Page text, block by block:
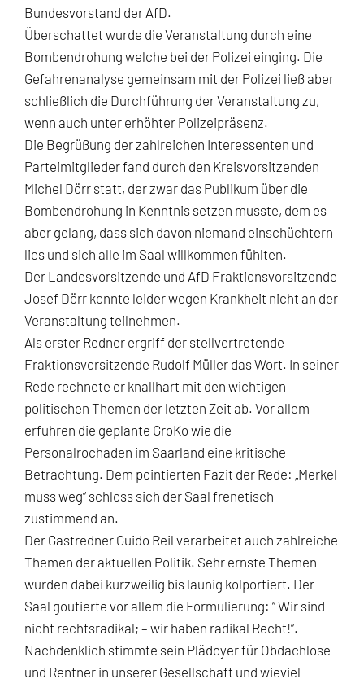
Bundesvorstand der AfD.
Überschattet wurde die Veranstaltung durch eine
Bombendrohung welche bei der Polizei einging. Die
Gefahrenanalyse gemeinsam mit der Polizei ließ aber
schließlich die Durchführung der Veranstaltung zu,
wenn auch unter erhöhter Polizeipräsenz.
Die Begrüßung der zahlreichen Interessenten und
Parteimitglieder fand durch den Kreisvorsitzenden
Michel Dörr statt, der zwar das Publikum über die
Bombendrohung in Kenntnis setzen musste, dem es
aber gelang, dass sich davon niemand einschüchtern
lies und sich alle im Saal willkommen fühlten.
Der Landesvorsitzende und AfD Fraktionsvorsitzende
Josef Dörr konnte leider wegen Krankheit nicht an der
Veranstaltung teilnehmen.
Als erster Redner ergriff der stellvertretende
Fraktionsvorsitzende Rudolf Müller das Wort. In seiner
Rede rechnete er knallhart mit den wichtigen
politischen Themen der letzten Zeit ab. Vor allem
erfuhren die geplante GroKo wie die
Personalrochaden im Saarland eine kritische
Betrachtung. Dem pointierten Fazit der Rede: „Merkel
muss weg“ schloss sich der Saal frenetisch
zustimmend an.
Der Gastredner Guido Reil verarbeitet auch zahlreiche
Themen der aktuellen Politik. Sehr ernste Themen
wurden dabei kurzweilig bis launig kolportiert. Der
Saal goutierte vor allem die Formulierung: “ Wir sind
nicht rechtsradikal; – wir haben radikal Recht!“.
Nachdenklich stimmte sein Plädoyer für Obdachlose
und Rentner in unserer Gesellschaft und wieviel